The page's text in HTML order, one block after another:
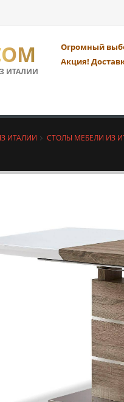
ИТАЛИИ
Огромный
Акция!
ИТАЛИИ СТОЛЫ МЕБЕЛИ ИЗ